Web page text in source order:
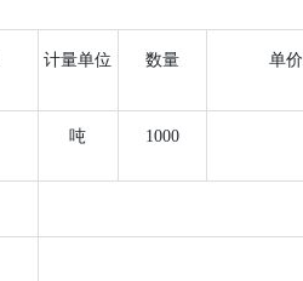
计量单位 数量 单价
吨 1000